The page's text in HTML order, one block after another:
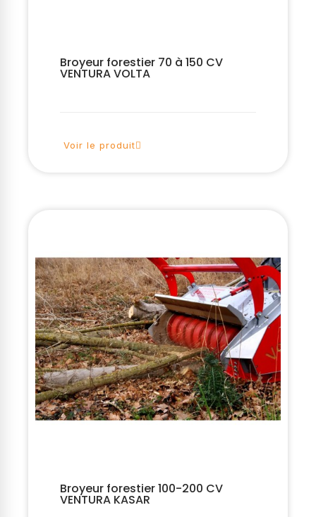
Broyeur forestier 70 à 150 CV
VENTURA VOLTA
Voir le produit
Broyeur forestier 100-200 CV
VENTURA KASAR